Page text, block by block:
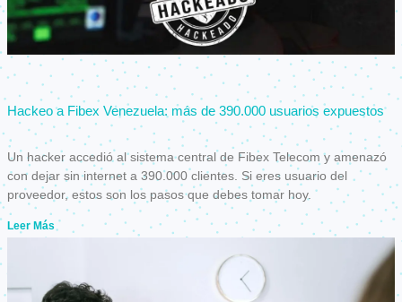
Hackeo a Fibex Venezuela: más de 390.000 usuarios expuestos
Un hacker accedió al sistema central de Fibex Telecom y amenazó
con dejar sin internet a 390.000 clientes. Si eres usuario del
proveedor, estos son los pasos que debes tomar hoy.
Leer Más